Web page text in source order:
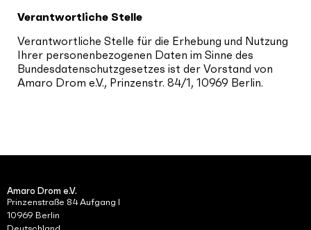
Verantwortliche Stelle
Verantwortliche Stelle für die Erhebung und Nutzung
Ihrer personenbezogenen Daten im Sinne des
Bundesdatenschutzgesetzes ist der Vorstand von
Amaro Drom e.V., Prinzenstr. 84/1, 10969 Berlin.
Amaro Drom e.V.
Prinzenstraße 84 Aufgang I
10969 Berlin